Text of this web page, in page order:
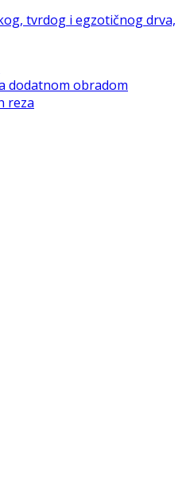
tvrdog i egzotičnog drva,
dodatnom obradom
reza